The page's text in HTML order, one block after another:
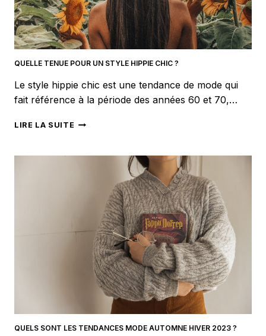
QUELLE TENUE POUR UN STYLE HIPPIE CHIC ?
Le style hippie chic est une tendance de mode qui
fait référence à la période des années 60 et 70,…
LIRE LA SUITE QUELLE
UN
QUELS SONT LES TENDANCES MODE AUTOMNE HIVER 2023 ?